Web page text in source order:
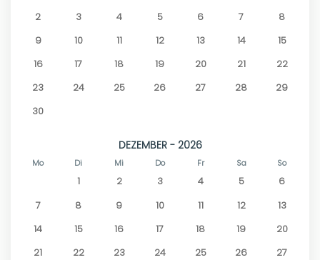
2
3 4 5 6 7
8
9
10 11 12 13 14
15
16
17 18 19 20 21
22
23
24 25 26 27 28
29
30
DEZEMBER - 2026
Mo Di Mi Do Fr Sa So
1 2 3 4 5
6
7
8 9 10 11 12
13
14
15 16 17 18 19
20
21
22 23 24 25 26
27